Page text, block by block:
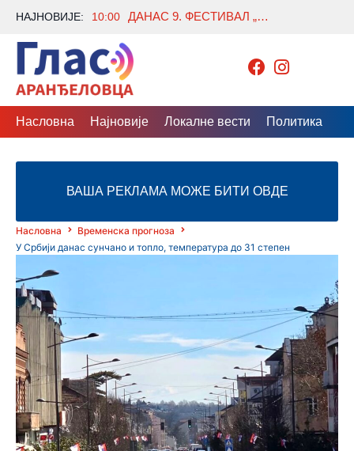
НАЈНОВИЈЕ: 10:00 ДАНАС 9. ФЕСТИВАЛ „АРАНЂЕЛОВАЦ ЗОВЕ“ У ПАРКУ БУКОВИЧКЕ БАЊЕ
Насловна Најновије Локалне вести Политика
ВАША РЕКЛАМА МОЖЕ БИТИ ОВДЕ
Насловна
Временска прогноза
У Србији данас сунчано и топло, температура до 31 степен